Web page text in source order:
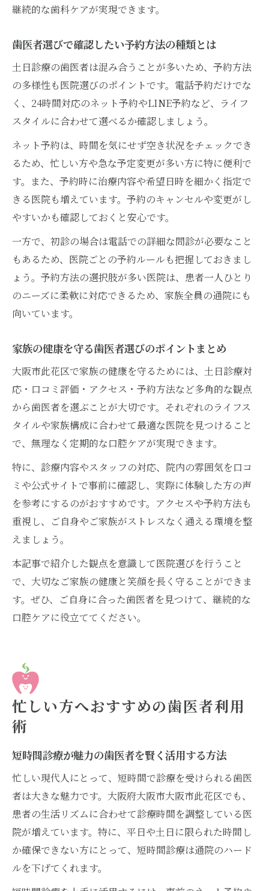
継続的な歯科ケアが実現できます。
歯医者選びで確認したい予約方法の種類とは
土日診療の歯医者は混み合うことが多いため、予約方法
の多様性も医院選びのポイントです。電話予約だけでな
く、24時間対応のネット予約やLINE予約など、ライフ
スタイルに合わせて選べるか確認しましょう。
ネット予約は、時間を気にせず空き状況をチェックでき
るため、忙しい方や急な予定変更が多い方に特に便利で
す。また、予約時に治療内容や希望日時を細かく指定で
きる医院も増えています。予約のキャンセルや変更がし
やすいかも確認しておくと安心です。
一方で、初診の場合は電話での詳細な問診が必要なこと
もあるため、医院ごとの予約ルールも把握しておきまし
ょう。予約方法の選択肢が多い医院は、患者一人ひとり
のニーズに柔軟に対応できるため、家族全員の通院にも
向いています。
家族の健康を守る歯医者選びのポイントまとめ
大阪市此花区で家族の健康を守るためには、土日診療対
応・口コミ評価・アクセス・予約方法など多角的な観点
から歯医者を選ぶことが大切です。それぞれのライフス
タイルや家族構成に合わせて最適な医院を見つけること
で、無理なく定期的な口腔ケアが実現できます。
特に、診療内容やスタッフの対応、院内の雰囲気を口コ
ミや公式サイトで事前に確認し、実際に体験した方の声
を参考にするのがおすすめです。アクセスや予約方法も
重視し、ご自身やご家族がストレスなく通える環境を整
えましょう。
本記事で紹介した観点を意識して医院選びを行うこと
で、大切なご家族の健康と笑顔を長く守ることができま
す。ぜひ、ご自身に合った歯医者を見つけて、継続的な
口腔ケアに役立ててください。
忙しい方へおすすめの歯医者利用
術
短時間診療が魅力の歯医者を賢く活用する方法
忙しい現代人にとって、短時間で診療を受けられる歯医
者は大きな魅力です。大阪府大阪市大阪市此花区でも、
患者の生活リズムに合わせて診療時間を調整している医
院が増えています。特に、平日や土日に限られた時間し
か確保できない方にとって、短時間診療は通院のハード
ルを下げてくれます。